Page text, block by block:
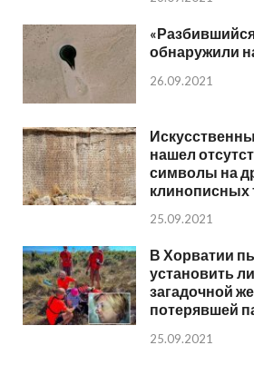
обнаружили
26.09.2021
нашел
символы на
клинописных
25.09.2021
В Хорватии
установить
загадочной
потерявшей
25.09.2021